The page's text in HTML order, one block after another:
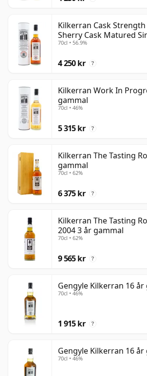
Kilkerran Cask Strength
Sherry Cask Matured
70cl • 56.9%
4 250 kr ?
Kilkerran Work In
gammal
70cl • 46%
5 315 kr ?
Kilkerran The Tasting
gammal
70cl • 62%
6 375 kr ?
Kilkerran The Tasting
2004 3 år gammal
70cl • 62%
9 565 kr ?
Gengyle Kilkerran 16 år
70cl • 46%
1 915 kr ?
Gengyle Kilkerran 16 år
70cl • 46%